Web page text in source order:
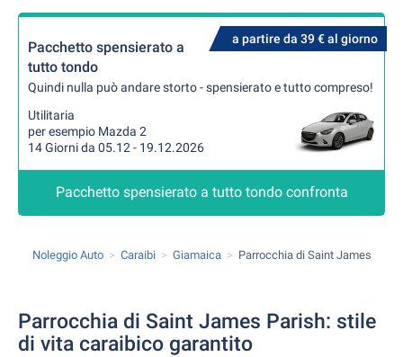
a partire da 39 € al giorno
Pacchetto spensierato a
tutto tondo
Quindi nulla può andare storto - spensierato e tutto compreso!
Utilitaria
per esempio Mazda 2
14 Giorni da 05.12 - 19.12.2026
Pacchetto spensierato a tutto tondo confronta
Noleggio Auto Caraibi Giamaica Parrocchia di Saint James
Parrocchia di Saint James Parish: stile
di vita caraibico garantito